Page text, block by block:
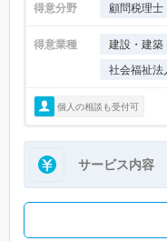
得意分野 顧問税理士
得意業種 建設・建築
社会福祉法
個人の相談も受付可
サービス内容